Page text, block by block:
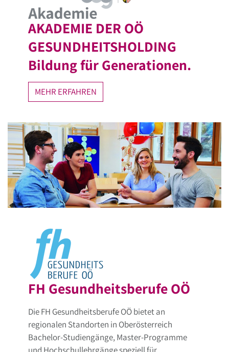
AKADEMIE DER OÖ
GESUNDHEITSHOLDING
Bildung für Generationen.
MEHR ERFAHREN
FH Gesundheitsberufe OÖ
Die FH Gesundheitsberufe OÖ bietet an
regionalen Standorten in Oberösterreich
Bachelor-Studiengänge, Master-Programme